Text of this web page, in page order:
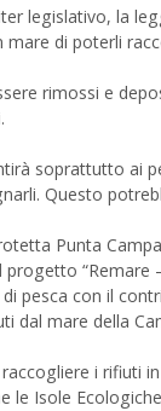
legislativo, la
mare di poterli
rimossi e
soprattutto ai
Questo
Punta
progetto “Remare
pesca con il
dal mare della
i rifiuti
le Isole